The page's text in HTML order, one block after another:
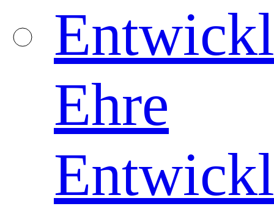
Ehre